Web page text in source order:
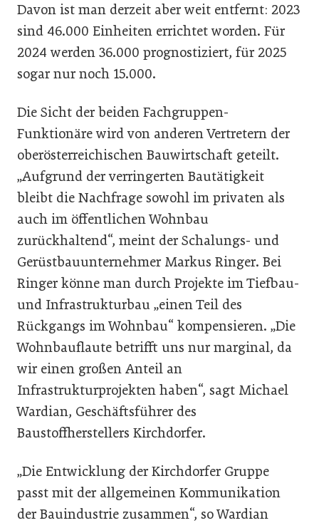
Davon ist man derzeit aber weit entfernt: 2023
sind 46.000 Einheiten errichtet worden. Für
2024 werden 36.000 prognostiziert, für 2025
sogar nur noch 15.000.
Die Sicht der beiden Fachgruppen-
Funktionäre wird von anderen Vertretern der
oberösterreichischen Bauwirtschaft geteilt.
„Aufgrund der verringerten Bautätigkeit
bleibt die Nachfrage sowohl im privaten als
auch im öffentlichen Wohnbau
zurückhaltend“, meint der Schalungs- und
Gerüstbauunternehmer Markus Ringer. Bei
Ringer könne man durch Projekte im Tiefbau-
und Infrastrukturbau „einen Teil des
Rückgangs im Wohnbau“ kompensieren. „Die
Wohnbauflaute betrifft uns nur marginal, da
wir einen großen Anteil an
Infrastrukturprojekten haben“, sagt Michael
Wardian, Geschäftsführer des
Baustoffherstellers Kirchdorfer.
„Die Entwicklung der Kirchdorfer Gruppe
passt mit der allgemeinen Kommunikation
der Bauindustrie zusammen“, so Wardian